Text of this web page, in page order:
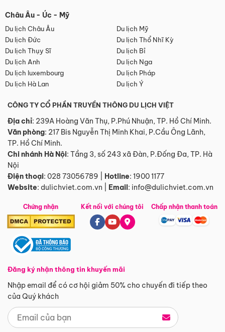
Châu Âu - Úc - Mỹ
Du lịch Châu Âu
Du lịch Mỹ
Du lịch Đức
Du lịch Thổ Nhĩ Kỳ
Du lịch Thụy Sĩ
Du lịch Bỉ
Du lịch Anh
Du lịch Nga
Du lịch luxembourg
Du lịch Pháp
Du lịch Hà Lan
Du lịch Ý
CÔNG TY CỔ PHẦN TRUYỀN THÔNG DU LỊCH VIỆT
Địa chỉ: 239A Hoàng Văn Thụ, P.Phú Nhuận, TP. Hồ Chí Minh.
Văn phòng: 217 Bis Nguyễn Thị Minh Khai, P.Cầu Ông Lãnh,
TP. Hồ Chí Minh.
Chi nhánh Hà Nội: Tầng 3, số 243 xã Đàn, P.Đống Đa, TP. Hà
Nội
Điện thoại: 028 73056789 Hotline: 1900 1177
Website: dulichviet.com.vn Email: info@dulichviet.com.vn
Chứng nhận
Đăng ký nhận thông tin khuyến mãi
Nhập email để có cơ hội giảm 50% cho chuyến đi tiếp theo
của Quý khách
Kết nối với chúng tôi Chấp nhận thanh toán